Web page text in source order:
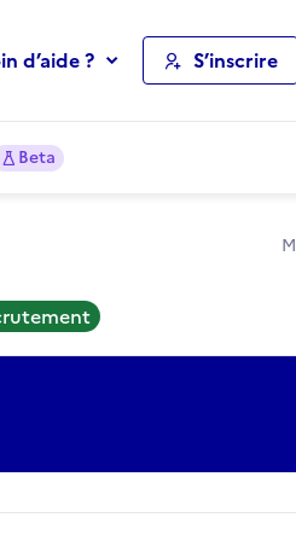
d’aide ? S’inscrire
Beta